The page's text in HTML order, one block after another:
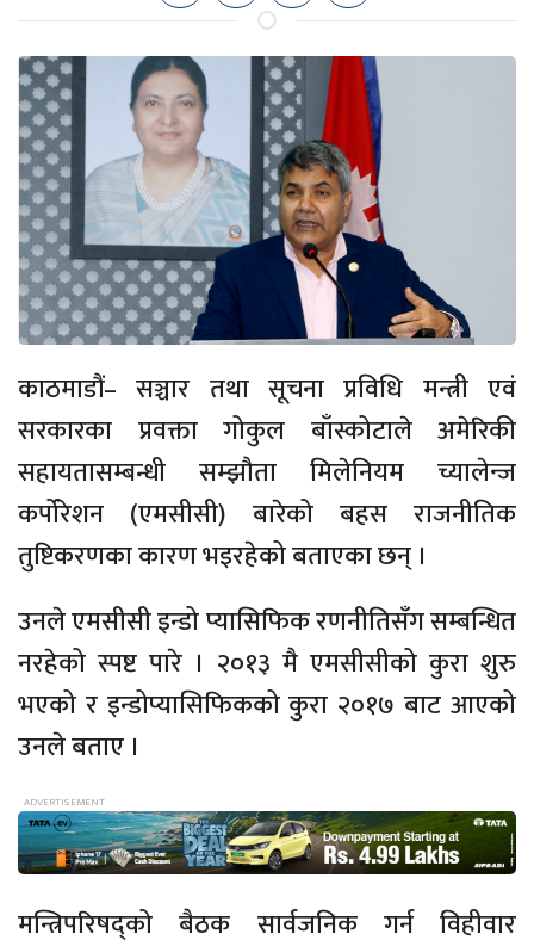
काठमाडौं– सञ्चार तथा सूचना प्रविधि मन्त्री एवं
सरकारका प्रवक्ता गोकुल बाँस्कोटाले अमेरिकी
सहायतासम्बन्धी सम्झौता मिलेनियम च्यालेन्ज
कर्पोरेशन (एमसीसी) बारेको बहस राजनीतिक
तुष्टिकरणका कारण भइरहेको बताएका छन् ।
उनले एमसीसी इन्डो प्यासिफिक रणनीतिसँग सम्बन्धित
नरहेको स्पष्ट पारे । २०१३ मै एमसीसीको कुरा शुरु
भएको र इन्डोप्यासिफिकको कुरा २०१७ बाट आएको
उनले बताए ।
मन्त्रिपरिषद्को बैठक सार्वजनिक गर्न विहीवार